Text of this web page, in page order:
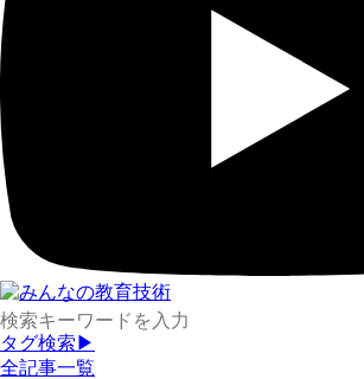
タグ検索▶
全記事一覧